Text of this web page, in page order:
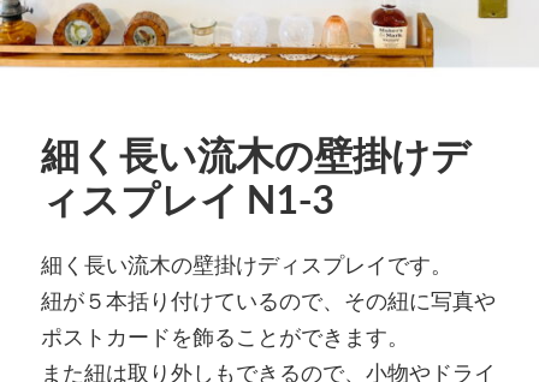
細く長い流木の壁掛けデ
ィスプレイ N1-3
細く長い流木の壁掛けディスプレイです。
紐が５本括り付けているので、その紐に写真や
ポストカードを飾ることができます。
また紐は取り外しもできるので、小物やドライ